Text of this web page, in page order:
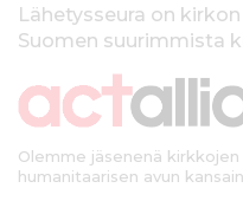
kLähetysseura on
Suomen suurimmista
Olemme jäsenenä
humanitaarisen avun